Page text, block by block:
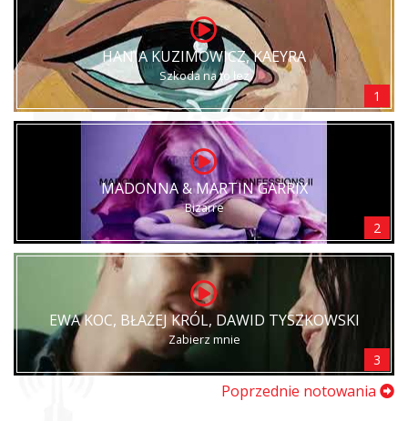
HANIA KUZIMOWICZ, KAEYRA
Szkoda na to łez
1
MADONNA & MARTIN GARRIX
Bizarre
2
EWA KOC, BŁAŻEJ KRÓL, DAWID TYSZKOWSKI
Zabierz mnie
3
Poprzednie notowania